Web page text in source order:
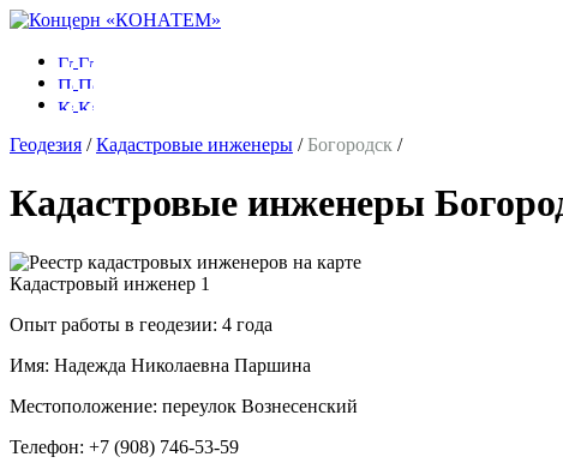
Геодезия /Кадастровые инженеры /Богородск /
Кадастровые инженеры
Кадастровый инженер 1
Опыт работы в геодезии: 4 года
Имя: Надежда Николаевна Паршина
Местоположение: переулок Вознесенский
Телефон: +7 (908) 746-53-59